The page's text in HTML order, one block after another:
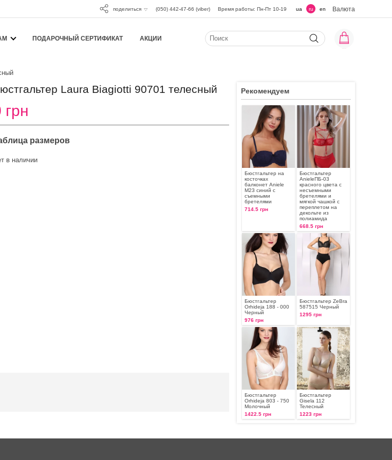
поделиться (050) 442-47-66 (viber) Время работы: Пн-Пт 10-19 ua ru en Валюта
ПОДАРОЧНЫЙ СЕРТИФИКАТ АКЦИИ
Laura Biagiotti 90701 телесный
грн
размеров
в наличии
Рекомендуем
Бюстгальтер на
косточках
балконет Aniele
М23 синий с
съемными
бретелями
714.5 грн
Бюстгальтер
AnieleПБ-03
красного цвета с
несъемными
бретелями и
мягкой чашкой с
переплетом на
декольте из
полиамида
668.5 грн
Бюстгальтер
Orhideja 188 - 000
Черный
976 грн
Бюстгальтер ZeBra
587515 Черный
1295 грн
Бюстгальтер
Orhideja 803 - 750
Молочный
1422.5 грн
Бюстгальтер
Gisela 112
Телесный
1223 грн